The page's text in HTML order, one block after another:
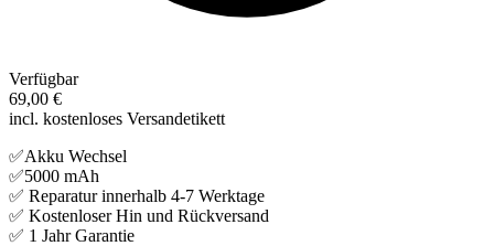
Verfügbar
69,00 €
incl. kostenloses Versandetikett
✅Akku Wechsel
✅5000 mAh
✅ Reparatur innerhalb 4-7 Werktage
✅ Kostenloser Hin und Rückversand
✅ 1 Jahr Garantie